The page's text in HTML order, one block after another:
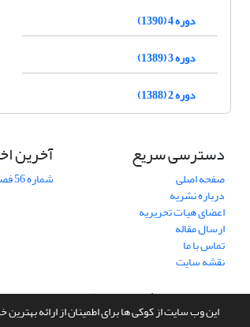
این وب سایت از کوکی ها برای اطمینان از ارائه
دوره 4 (1390)
دوره 3 (1389)
دوره 2 (1388)
دسترسی سریع
صفحه اصلی
درباره نشریه
اعضای هیات تحریریه
ارسال مقاله
تماس با ما
نقشه سایت
آخرین
شماره 56 فصلنامه راهبرد فرهنگ منتشر شد
سامانه مدیریت نشریات علمی.طراحی و پیاده سازی از